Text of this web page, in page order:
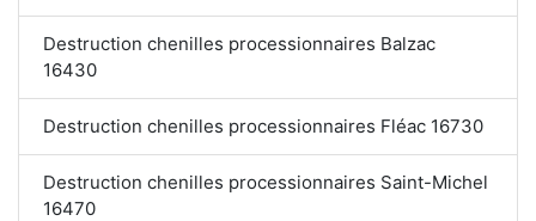
Destruction chenilles processionnaires Balzac
16430
Destruction chenilles processionnaires Fléac 16730
Destruction chenilles processionnaires Saint-Michel
16470